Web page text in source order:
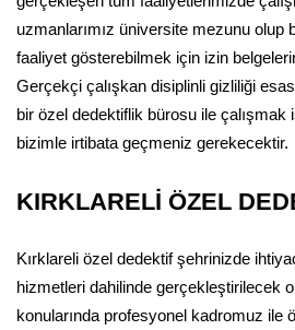
uzmanlarımız üniversite mezunu olup
faaliyet gösterebilmek için izin
Gerçekçi çalışkan disiplinli gizliliği
bir özel dedektiflik bürosu ile çalışmak
bizimle irtibata geçmeniz gerekecektir.
KIRKLARELİ ÖZEL
Kırklareli özel dedektif şehrinizde
hizmetleri dahilinde gerçekleştirilecek
konularında profesyonel kadromuz ile